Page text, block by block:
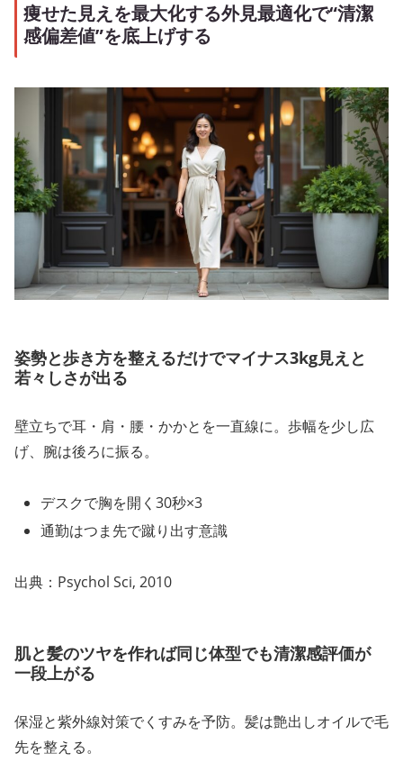
痩せた見えを最大化する外見最適化で“清潔
感偏差値”を底上げする
姿勢と歩き方を整えるだけでマイナス3kg見えと
若々しさが出る
壁立ちで耳・肩・腰・かかとを一直線に。歩幅を少し広
げ、腕は後ろに振る。
デスクで胸を開く30秒×3
通勤はつま先で蹴り出す意識
出典：Psychol Sci, 2010
肌と髪のツヤを作れば同じ体型でも清潔感評価が
一段上がる
保湿と紫外線対策でくすみを予防。髪は艶出しオイルで毛
先を整える。